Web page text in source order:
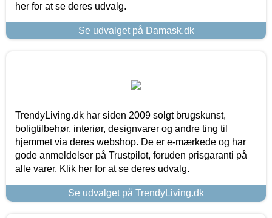
her for at se deres udvalg.
Se udvalget på Damask.dk
TrendyLiving.dk har siden 2009 solgt brugskunst,
boligtilbehør, interiør, designvarer og andre ting til
hjemmet via deres webshop. De er e-mærkede og har
gode anmeldelser på Trustpilot, foruden prisgaranti på
alle varer. Klik her for at se deres udvalg.
Se udvalget på TrendyLiving.dk